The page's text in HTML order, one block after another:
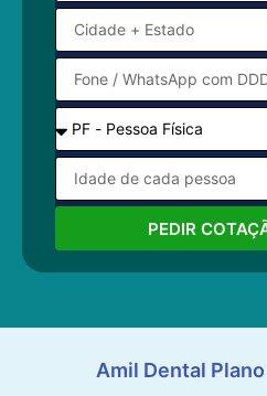
PEDIR
Amil Dental